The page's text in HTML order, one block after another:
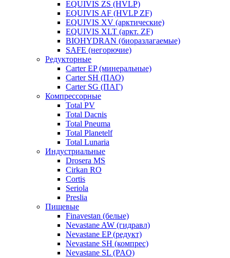
EQUIVIS ZS (HVLP)
EQUIVIS AF (HVLP ZF)
EQUIVIS XV (арктические)
EQUIVIS XLT (аркт. ZF)
BIOHYDRAN (биоразлагаемые)
SAFE (негорючие)
Редукторные
Carter EP (минеральные)
Carter SH (ПАО)
Carter SG (ПАГ)
Компрессорные
Total PV
Total Dacnis
Total Pneuma
Total Planetelf
Total Lunaria
Индустриальные
Drosera MS
Cirkan RO
Cortis
Seriola
Preslia
Пищевые
Finavestan (белые)
Nevastane AW (гидравл)
Nevastane EP (редукт)
Nevastane SH (компрес)
Nevastane SL (PAO)